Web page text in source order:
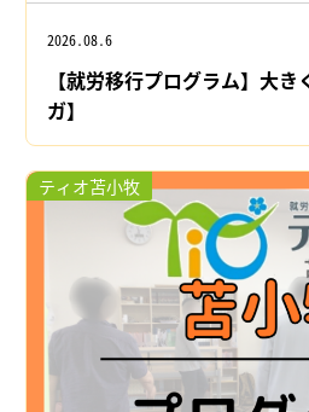
2026.08.6
【就労移行プログラム】大
ガ】
ティオ苫小牧